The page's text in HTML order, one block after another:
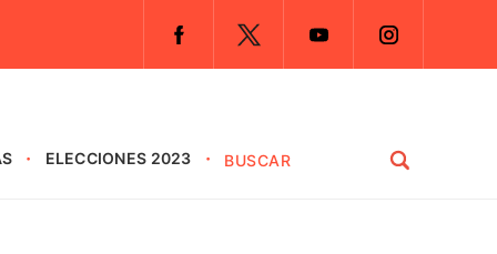
ELECCIONES 2023